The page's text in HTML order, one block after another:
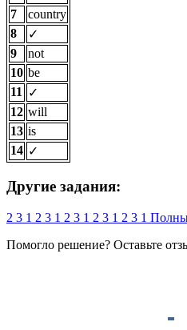
7
country
8
✓
9
not
10 be
11
✓
12 will
13 is
14 ✓
Другие задания:
2 3 1 2 3 1 2 3 1 2 3 1 2 3 1
Помогло решение? Оставьте